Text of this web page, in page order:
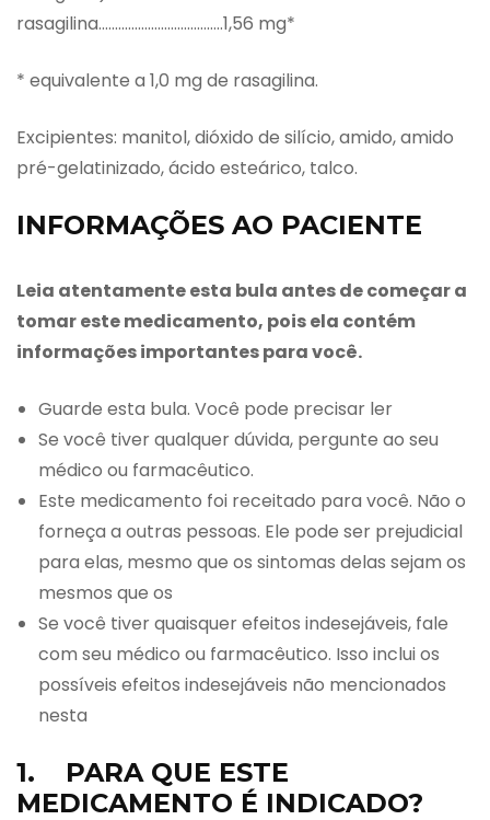
rasagilina………………………………..1,56 mg*
* equivalente a 1,0 mg de rasagilina.
Excipientes: manitol, dióxido de silício, amido, amido
pré-gelatinizado, ácido esteárico, talco.
INFORMAÇÕES AO PACIENTE
Leia atentamente esta bula antes de começar a
tomar este medicamento, pois ela contém
informações importantes para você.
Guarde esta bula. Você pode precisar ler
Se você tiver qualquer dúvida, pergunte ao seu
médico ou farmacêutico.
Este medicamento foi receitado para você. Não o
forneça a outras pessoas. Ele pode ser prejudicial
para elas, mesmo que os sintomas delas sejam os
mesmos que os
Se você tiver quaisquer efeitos indesejáveis, fale
com seu médico ou farmacêutico. Isso inclui os
possíveis efeitos indesejáveis não mencionados
nesta
1. PARA QUE ESTE
MEDICAMENTO É INDICADO?